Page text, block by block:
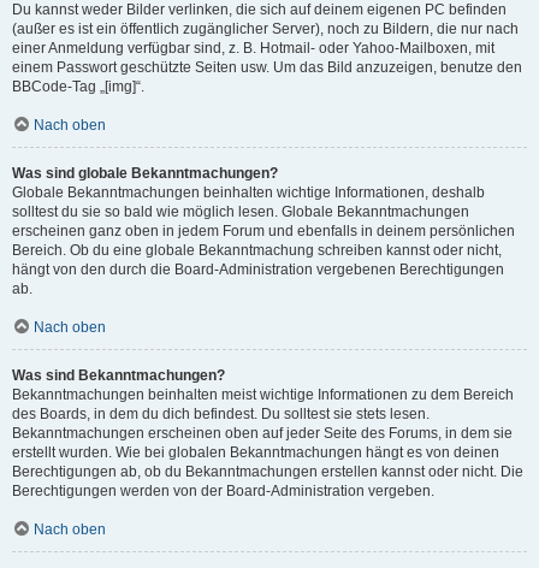
Du kannst weder Bilder verlinken, die sich auf deinem eigenen PC befinden
(außer es ist ein öffentlich zugänglicher Server), noch zu Bildern, die nur nach
einer Anmeldung verfügbar sind, z. B. Hotmail- oder Yahoo-Mailboxen, mit
einem Passwort geschützte Seiten usw. Um das Bild anzuzeigen, benutze den
BBCode-Tag „[img]“.
Nach oben
Was sind globale Bekanntmachungen?
Globale Bekanntmachungen beinhalten wichtige Informationen, deshalb
solltest du sie so bald wie möglich lesen. Globale Bekanntmachungen
erscheinen ganz oben in jedem Forum und ebenfalls in deinem persönlichen
Bereich. Ob du eine globale Bekanntmachung schreiben kannst oder nicht,
hängt von den durch die Board-Administration vergebenen Berechtigungen
ab.
Nach oben
Was sind Bekanntmachungen?
Bekanntmachungen beinhalten meist wichtige Informationen zu dem Bereich
des Boards, in dem du dich befindest. Du solltest sie stets lesen.
Bekanntmachungen erscheinen oben auf jeder Seite des Forums, in dem sie
erstellt wurden. Wie bei globalen Bekanntmachungen hängt es von deinen
Berechtigungen ab, ob du Bekanntmachungen erstellen kannst oder nicht. Die
Berechtigungen werden von der Board-Administration vergeben.
Nach oben